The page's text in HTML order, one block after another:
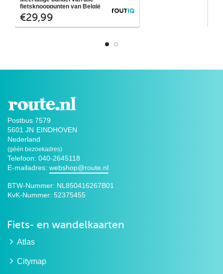
en het gehele fietsnetwerk gepresenteerd
in een handige atlas met spiraalbinding.
Mooie cartografische fietskaart met alle
fietsknooppunten van België
€29,99 Routiq
Postbus 7579
5601 JN EINDHOVEN
Nederland
(géén bezoekadres)
Telefoon: 040-2645118
E-mailadres: webshop@route.nl
BTW-Nummer: NL850416267B01
KvK-Nummer: 52375455
Fiets- en wandelkaarten
Atlas
Citymap